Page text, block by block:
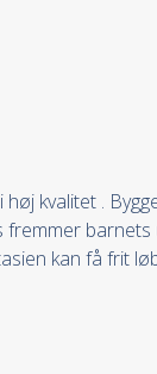
kvalitet .
kan få frit